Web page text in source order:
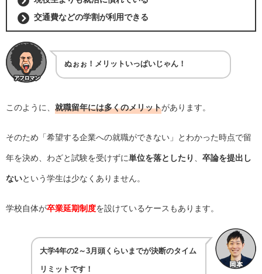
交通費などの学割が利用できる
ぬぉぉ！メリットいっぱいじゃん！
このように、 就職留年には多くのメリットがあります。
そのため「希望する企業への就職ができない」とわかった時点で留
年を決め、わざと試験を受けずに単位を落としたり 、 卒論を提出し
ないという学生は少なくありません。
学校自体が卒業延期制度を設けているケースもあります。
大学4年の2～3月頭くらいまでが決断のタイム
リミットです！